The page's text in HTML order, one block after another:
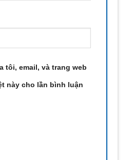
tôi, email, và trang web
này cho lần bình luận